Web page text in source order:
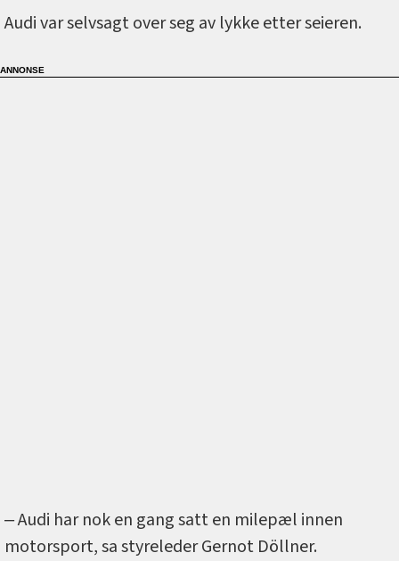
Audi var selvsagt over seg av lykke etter seieren.
‒ Audi har nok en gang satt en milepæl innen
motorsport, sa styreleder Gernot Döllner.